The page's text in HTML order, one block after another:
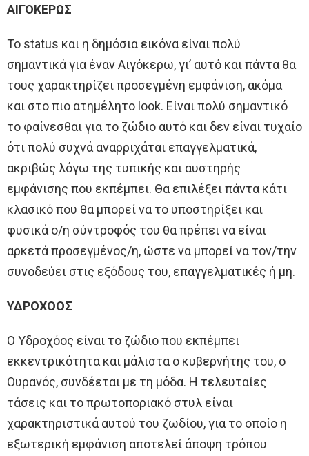
ΑΙΓΟΚΕΡΩΣ
Το status και η δημόσια εικόνα είναι πολύ
σημαντικά για έναν Αιγόκερω, γι’ αυτό και πάντα θα
τους χαρακτηρίζει προσεγμένη εμφάνιση, ακόμα
και στο πιο ατημέλητο look. Είναι πολύ σημαντικό
το φαίνεσθαι για το ζώδιο αυτό και δεν είναι τυχαίο
ότι πολύ συχνά αναρριχάται επαγγελματικά,
ακριβώς λόγω της τυπικής και αυστηρής
εμφάνισης που εκπέμπει. Θα επιλέξει πάντα κάτι
κλασικό που θα μπορεί να το υποστηρίξει και
φυσικά ο/η σύντροφός του θα πρέπει να είναι
αρκετά προσεγμένος/η, ώστε να μπορεί να τον/την
συνοδεύει στις εξόδους του, επαγγελματικές ή μη.
ΥΔΡΟΧΟΟΣ
Ο Υδροχόος είναι το ζώδιο που εκπέμπει
εκκεντρικότητα και μάλιστα ο κυβερνήτης του, ο
Ουρανός, συνδέεται με τη μόδα. Η τελευταίες
τάσεις και το πρωτοποριακό στυλ είναι
χαρακτηριστικά αυτού του ζωδίου, για το οποίο η
εξωτερική εμφάνιση αποτελεί άποψη τρόπου